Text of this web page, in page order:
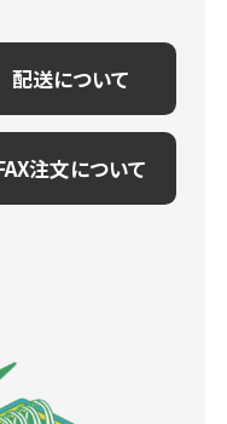
配送について
注文について